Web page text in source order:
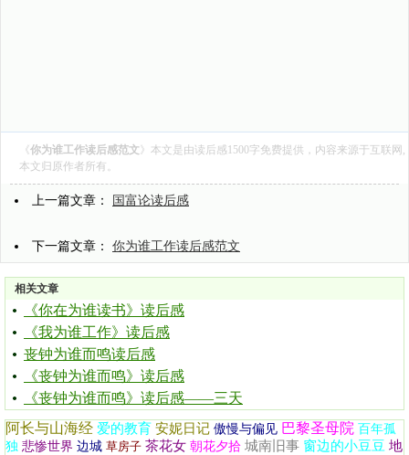
《你为谁工作读后感范文》本文是由读后感1500字免费提供，内容来源于互联网,
本文归原作者所有。
上一篇文章： 国富论读后感
下一篇文章： 你为谁工作读后感范文
相关文章
《你在为谁读书》读后感
《我为谁工作》读后感
丧钟为谁而鸣读后感
《丧钟为谁而鸣》读后感
《丧钟为谁而鸣》读后感——三天
阿长与山海经 爱的教育 安妮日记 傲慢与偏见 巴黎圣母院 百年孤
独 悲惨世界 边城 草房子 茶花女 朝花夕拾 城南旧事 窗边的小豆豆 地